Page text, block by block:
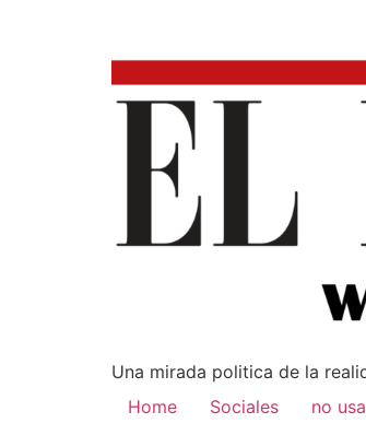
Una mirada poli­tica de la
Home
Sociales no